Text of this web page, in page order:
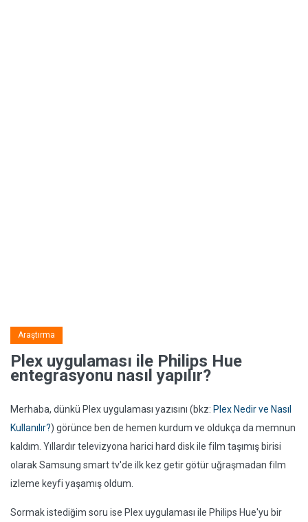
Araştırma
Plex uygulaması ile Philips Hue
entegrasyonu nasıl yapılır?
Merhaba, dünkü Plex uygulaması yazısını (bkz: Plex Nedir ve Nasıl
Kullanılır?) görünce ben de hemen kurdum ve oldukça da memnun
kaldım. Yıllardır televizyona harici hard disk ile film taşımış birisi
olarak Samsung smart tv'de ilk kez getir götür uğraşmadan film
izleme keyfi yaşamış oldum.
Sormak istediğim soru ise Plex uygulaması ile Philips Hue'yu bir